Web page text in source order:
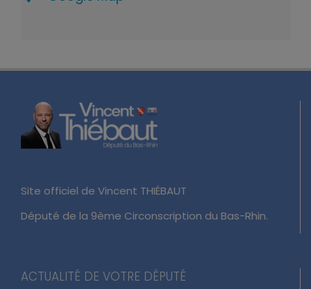
Site officiel de Vincent THIÉBAUT
Député de la 9ème Circonscription du Bas-Rhin.
ACTUALITÉ DE VOTRE DÉPUTÉ